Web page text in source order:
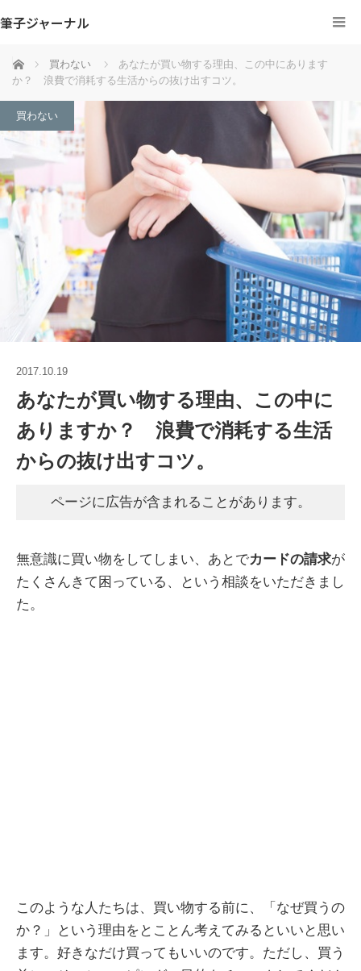
筆子ジャーナル
ホーム 買わない
あなたが買い物する理由、この中にあります
か？ 浪費で消耗する生活からの抜け出すコツ。
買わない
2017.10.19
あなたが買い物する理由、この中に
ありますか？ 浪費で消耗する生活
からの抜け出すコツ。
ページに広告が含まれることがあります。
無意識に買い物をしてしまい、あとでカードの請求が
たくさんきて困っている、という相談をいただきまし
た。
このような人たちは、買い物する前に、「なぜ買うの
か？」という理由をとことん考えてみるといいと思い
ます。好きなだけ買ってもいいのです。ただし、買う